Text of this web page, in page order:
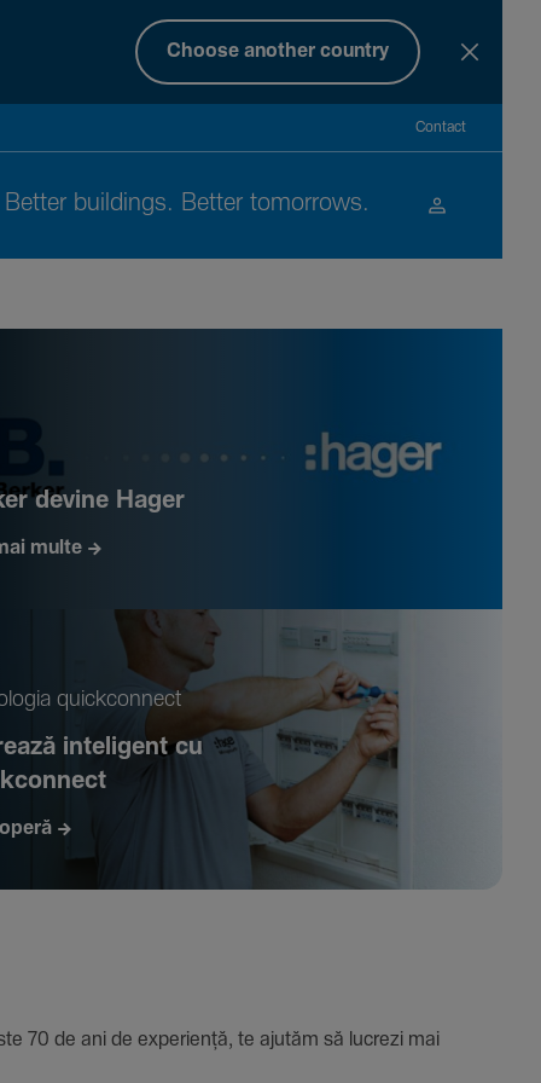
Choose another country
Contact
Better buil­dings. Better tomor­rows.
devine Hager
multe
quickconnect
inte­li­gent cu
de ani de expe­riență, te ajutăm să lucrezi mai